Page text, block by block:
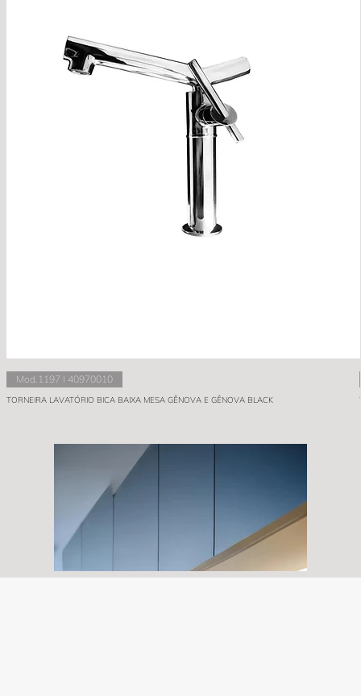
Mod.1197 I 40970010
TORNEIRA LAVATÓRIO BICA BAIXA MESA GÊNOVA E GÊNOVA BLACK